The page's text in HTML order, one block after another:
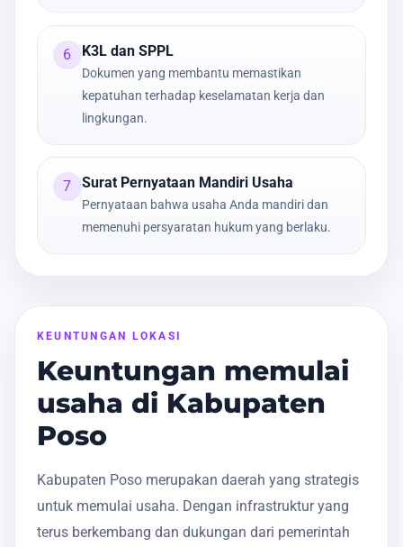
6 K3L dan SPPL
Dokumen yang membantu memastikan
kepatuhan terhadap keselamatan kerja dan
lingkungan.
7 Surat Pernyataan Mandiri Usaha
Pernyataan bahwa usaha Anda mandiri dan
memenuhi persyaratan hukum yang berlaku.
KEUNTUNGAN LOKASI
Keuntungan memulai
usaha di Kabupaten
Poso
Kabupaten Poso merupakan daerah yang strategis
untuk memulai usaha. Dengan infrastruktur yang
terus berkembang dan dukungan dari pemerintah